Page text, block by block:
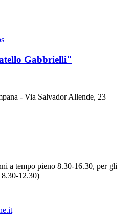
Gabbrielli"
- Via Salvador Allende, 23
a tempo pieno 8.30-16.30, per gli
12.30)